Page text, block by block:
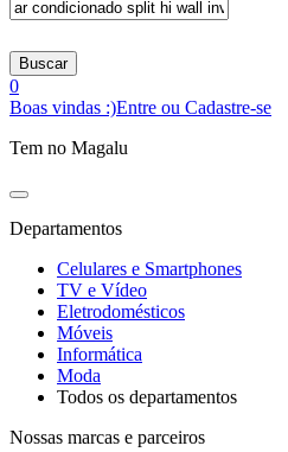
Buscar
0
Boas vindas :)Entre ou Cadastre-se
Tem no Magalu
Departamentos
Celulares e Smartphones
TV e Vídeo
Eletrodomésticos
Móveis
Informática
Moda
Todos os departamentos
Nossas marcas e parceiros